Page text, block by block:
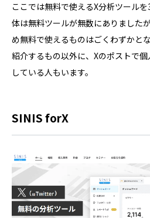
ここでは無料で使えるX分析ツール
体は無料ツールが無数にありました
め無料で使えるものはごくわずかと
紹介するもの以外に、Xのポストで
している人もいます。
SINIS forX